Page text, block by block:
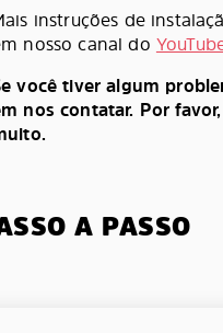
instruções de
nosso canal do
você tiver algum
nos contatar. Por
A PASSO